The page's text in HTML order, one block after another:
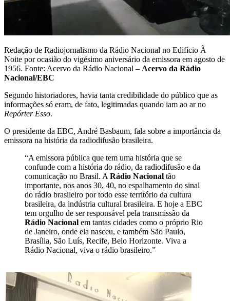
Redação de Radiojornalismo da Rádio Nacional no Edifício À
Noite por ocasião do vigésimo aniversário da emissora em agosto de
1956. Fonte: Acervo da Rádio Nacional – Acervo da Rádio
Nacional/EBC
Segundo historiadores, havia tanta credibilidade do público que as
informações só eram, de fato, legitimadas quando iam ao ar no
Repórter Esso.
O presidente da EBC, André Basbaum, fala sobre a importância da
emissora na história da radiodifusão brasileira.
“A emissora pública que tem uma história que se
confunde com a história do rádio, da radiodifusão e da
comunicação no Brasil. A Rádio Nacional tão
importante, nos anos 30, 40, no espalhamento do sinal
do rádio brasileiro por todo esse território da cultura
brasileira, da indústria cultural brasileira. E hoje a EBC
tem orgulho de ser responsável pela transmissão da
Rádio Nacional em tantas cidades como o próprio Rio
de Janeiro, onde ela nasceu, e também São Paulo,
Brasília, São Luís, Recife, Belo Horizonte. Viva a
Rádio Nacional, viva o rádio brasileiro.”